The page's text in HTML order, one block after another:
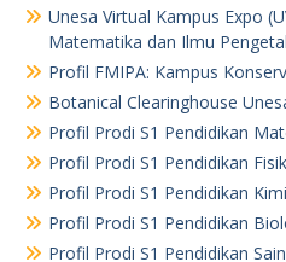
Unesa Virtual Kampus Expo
Matematika dan Ilmu
Profil FMIPA: Kampus
Botanical Clearinghouse
Profil Prodi S1 Pendidikan
Profil Prodi S1 Pendidikan
Profil Prodi S1 Pendidikan
Profil Prodi S1 Pendidikan
Profil Prodi S1 Pendidikan